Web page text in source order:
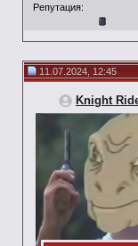
Репутация:
11.07.2024, 12:45
Knight